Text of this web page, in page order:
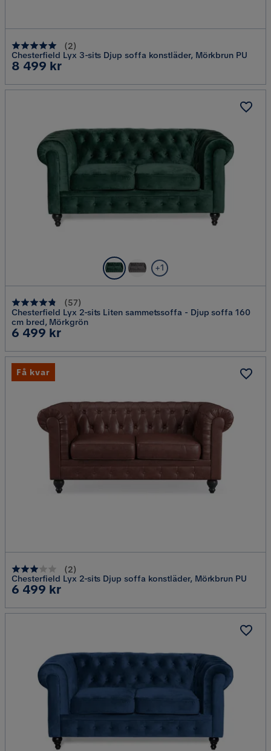
(2)
Chesterfield Lyx 3-sits Djup soffa konstläder, Mörkbrun PU
Pris
8 499 kr
+1
(57)
Chesterfield Lyx 2-sits Liten sammetssoffa - Djup soffa 160
cm bred, Mörkgrön
Pris
6 499 kr
(2)
Chesterfield Lyx 2-sits Djup soffa konstläder, Mörkbrun PU
Pris
6 499 kr
Få kvar